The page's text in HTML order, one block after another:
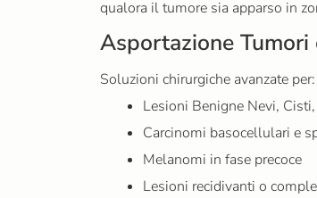
qualora il tumore sia apparso in
Asportazione
Soluzioni chirurgiche avanzate per:
Lesioni Benigne Nevi,
Carcinomi basocellulari e
Melanomi in fase precoce
Lesioni recidivanti o